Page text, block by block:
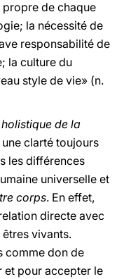
propre de chaque
la nécessité de
responsabilité de
la culture du
style de vie» (n.
de la
une clarté toujours
les différences
universelle et
corps. En effet,
directe avec
êtres vivants.
comme don de
et pour accepter le